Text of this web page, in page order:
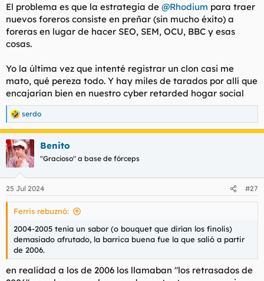
d
e
l
t
m
a
i
c
i
El problema es que la estrategia de @Rhodium para traer
nuevos foreros consiste en preñar (sin mucho éxito) a
foreras en lugar de hacer SEO, SEM, OCU, BBC y esas
cosas.
Yo la última vez que intenté registrar un clon casi me
mato, qué pereza todo. Y hay miles de tarados por allí que
encajarían bien en nuestro cyber retarded hogar social
R
e
a
c
c
i
e
s
serdo
Benito
"Gracioso" a base de fórceps
25 Jul 2024 #27
Ferris rebuznó:
2004-2005 tenía un sabor (o bouquet que dirían los finolis)
demasiado afrutado, la barrica buena fue la que salió a partir
de 2006.
en realidad a los de 2006 los llamaban "los retrasados de